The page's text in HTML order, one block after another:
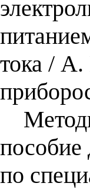
тока /
пособие
по